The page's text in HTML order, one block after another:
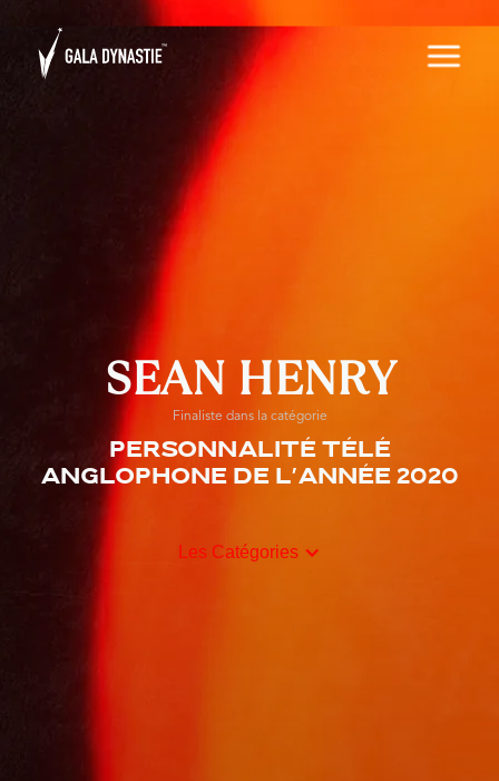
SEAN HENRY
Finaliste dans la catégorie
Personnalité télé
anglophone de l'année 2020
Les Catégories